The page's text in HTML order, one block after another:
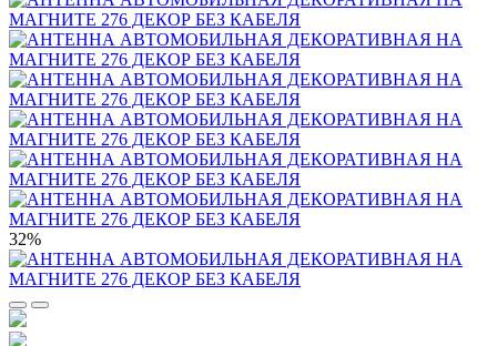
32%